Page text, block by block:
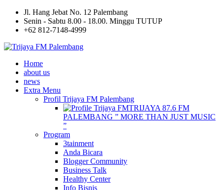
Jl. Hang Jebat No. 12 Palembang
Senin - Sabtu 8.00 - 18.00. Minggu TUTUP
+62 812-7148-4999
Home
about us
news
Extra Menu
Profil Trijaya FM Palembang
TRIJAYA 87.6 FM
PALEMBANG ” MORE THAN JUST MUSIC
”
Program
3tainment
Anda Bicara
Blogger Community
Business Talk
Healthy Center
Info Bisnis